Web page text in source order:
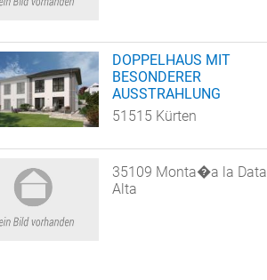
DOPPELHAUS MIT
BESONDERER
AUSSTRAHLUNG
51515 Kürten
35109 Monta�a la Data
Alta